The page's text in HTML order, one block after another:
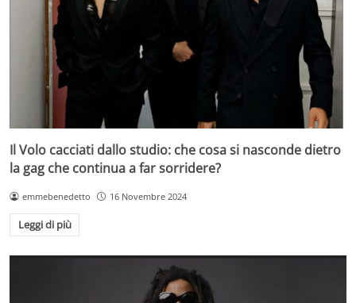
Il Volo cacciati dallo studio: che cosa si nasconde dietro
la gag che continua a far sorridere?
emmebenedetto 16 Novembre 2024
Leggi di più